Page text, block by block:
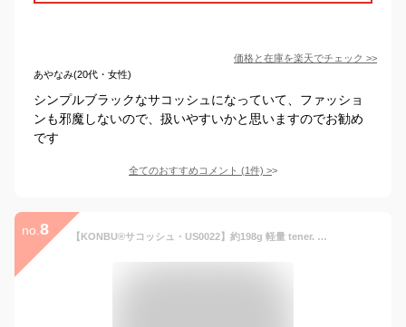
価格と在庫を楽天でチェック >>
あやなみ(20代・女性)
シンプルブラックなサコッシュになっていて、ファッショ
ンも邪魔しないので、扱いやすいかと思いますのでお勧め
です
全てのおすすめコメント (1件) >
no. 8 【KONBU®サコッシュ・US0022】約198g 軽量 tener. テネル ナイロン KONBUナイロン 日本製 カジュアル 大人 撥水 サコッシュ 収納 コンパクト スマートフォン スマホ プレゼント レディース 贈り物 男女兼用 ユニセックス フェス アウトドア メンズ